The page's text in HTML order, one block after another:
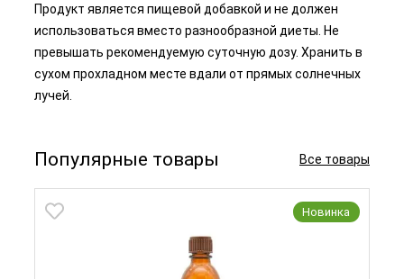
Продукт является пищевой добавкой и не должен
использоваться вместо разнообразной диеты. Не
превышать рекомендуемую суточную дозу. Хранить в
сухом прохладном месте вдали от прямых солнечных
лучей.
Популярные товары Все товары
Новинка